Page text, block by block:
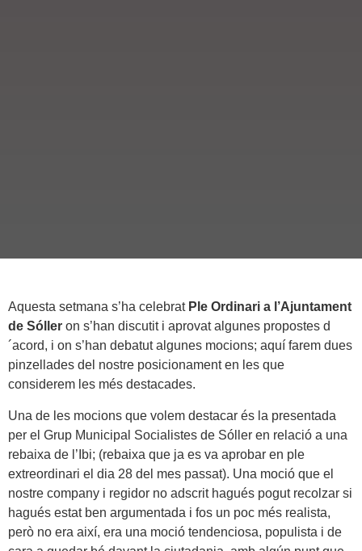
Aquesta setmana s’ha celebrat Ple Ordinari a l’Ajuntament
de Sóller on s’han discutit i aprovat algunes propostes d
´acord, i on s’han debatut algunes mocions; aquí farem dues
pinzellades del nostre posicionament en les que
considerem les més destacades.
Una de les mocions que volem destacar és la presentada
per el Grup Municipal Socialistes de Sóller en relació a una
rebaixa de l’Ibi; (rebaixa que ja es va aprobar en ple
extreordinari el dia 28 del mes passat). Una moció que el
nostre company i regidor no adscrit hagués pogut recolzar si
hagués estat ben argumentada i fos un poc més realista,
però no era així, era una moció tendenciosa, populista i de